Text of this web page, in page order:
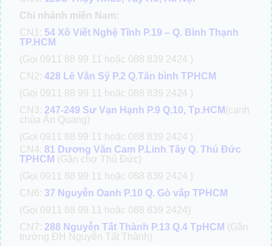
Chi nhánh miền Nam:
CN1: 54 Xô Viết Nghệ Tĩnh P.19 – Q. Bình Thạnh
TP.HCM
(Gọi 0911 88 99 11 hoặc 088 839 2424 )
CN2: 428 Lê Văn Sỹ P.2 Q.Tân bình TPHCM
(Gọi 0911 88 99 11 hoặc 088 839 2424 )
CN3: 247-249 Sư Vạn Hạnh P.9 Q.10, Tp.HCM (cạnh
chùa Ấn Quang)
(Gọi 0911 88 99 11 hoặc 088 839 2424 )
CN4: 81 Dương Văn Cam P.Linh Tây Q. Thủ Đức
TPHCM (Gần chợ Thủ Đức)
(Gọi 0911 88 99 11 hoặc 088 839 2424 )
CN6: 37 Nguyễn Oanh P.10 Q. Gò vấp TPHCM
(Gọi 0911 88 99 11 hoặc 088 839 2424)
CN7: 288 Nguyễn Tất Thành P.13 Q.4 TpHCM (Gần
trường ĐH Nguyễn Tất Thành)